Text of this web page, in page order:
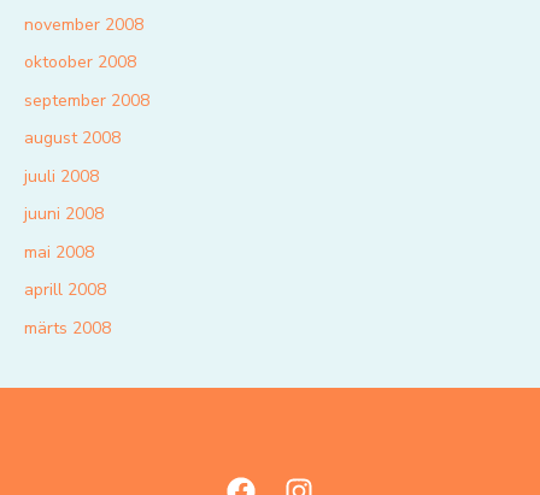
november 2008
oktoober 2008
september 2008
august 2008
juuli 2008
juuni 2008
mai 2008
aprill 2008
märts 2008